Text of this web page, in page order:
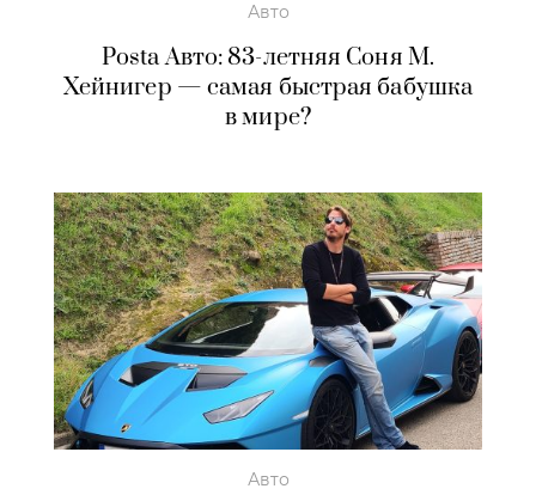
Авто
Posta Авто: 83-летняя Соня М.
Хейнигер — самая быстрая бабушка
в мире?
Авто